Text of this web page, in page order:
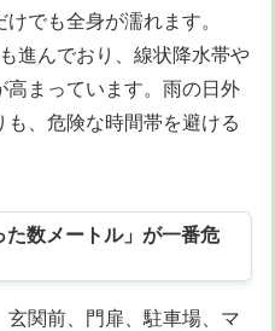
でも全身が濡れます。
進んでおり、線状降水帯や
まっています。雨の日外
、危険な時間帯を避ける
数メートル」が一番危
関前、門扉、駐車場、マ